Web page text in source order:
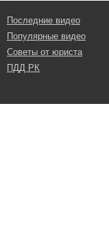
Последние видео
Популярные видео
Советы от юриста
ПДД РК